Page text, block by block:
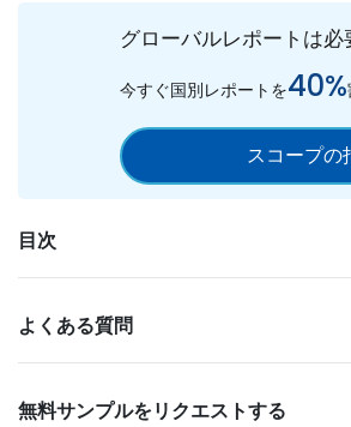
グローバルレポートは必
今すぐ国別レポートを40%
スコープの
目次
よくある質問
無料サンプルをリクエストする